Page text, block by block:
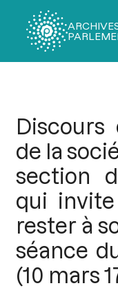
de la
section
qui
rester à
séance
(10 mars